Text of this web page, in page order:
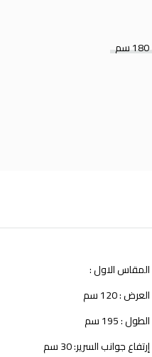
180 سم
المقاس الاول :
العرض : 120 سم
الطول : 195 سم
إرتفاع جوانب السرير: 30 سم